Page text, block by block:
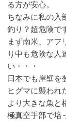
る方が安心。
ちなみに私の入
釣り？超危険で
まず南米、アフ
り中も危険な人
い・・・
日本でも岸壁を
ヒグマに襲われ
より大きな魚と
極真空手部で培